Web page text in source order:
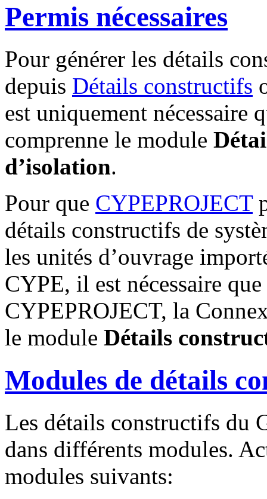
Permis nécessaires
Pour générer les détails
depuis Détails constructifs
est uniquement nécessaire
comprenne le module
d’isolation.
Pour que CYPEPROJECT
détails constructifs de
les unités d’ouvrage
CYPE, il est nécessaire
CYPEPROJECT, la
le module Détails
Modules de détails
Les détails constructifs du
dans différents modules.
modules suivants: